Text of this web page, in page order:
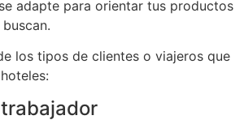
adapte para orientar tus productos
los tipos de clientes o viajeros que